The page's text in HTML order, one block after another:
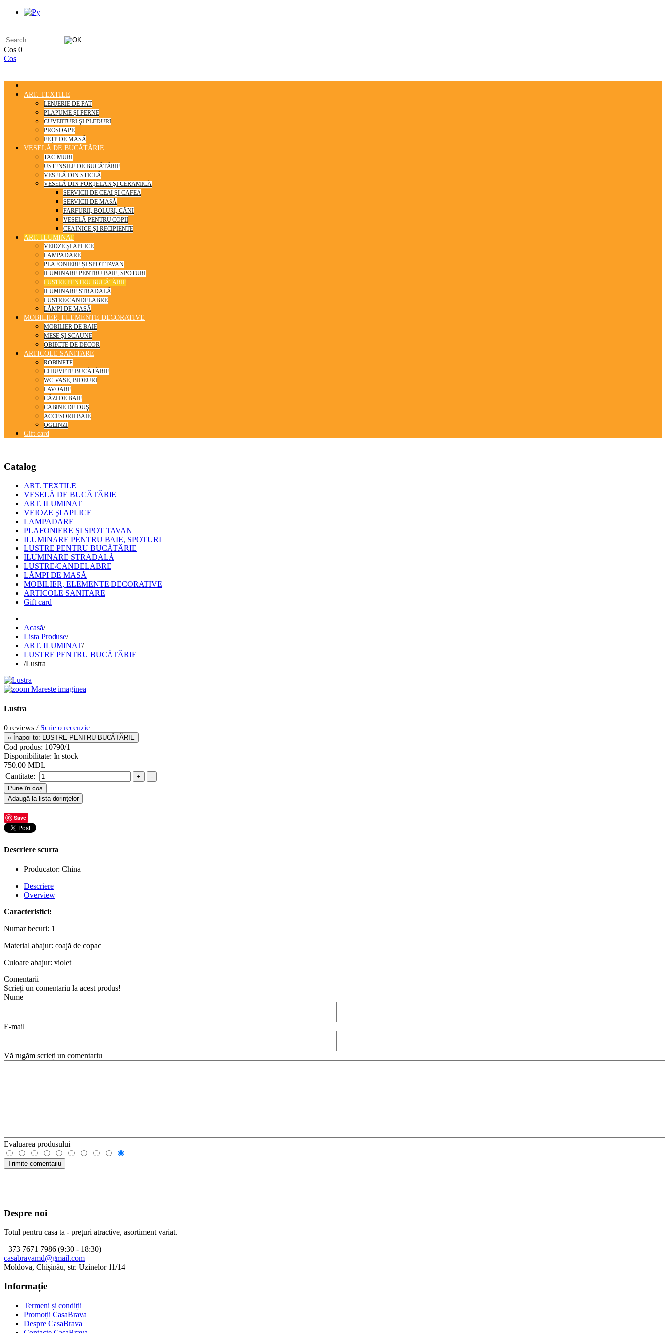
Cos 0
Cos
ART. TEXTILE
LENJERIE DE PAT
PLAPUME ŞI PERNE
CUVERTURI ŞI PLEDURI
PROSOAPE
FEȚE DE MASĂ
VESELĂ DE BUCĂTĂRIE
TACÎMURI
USTENSILE DE BUCĂTĂRIE
VESELĂ DIN STICLĂ
VESELĂ DIN PORȚELAN ŞI CERAMICĂ
SERVICII DE CEAI ŞI CAFEA
SERVICII DE MASĂ
FARFURII, BOLURI, CĂNI
VESELĂ PENTRU COPII
CEAINICE ŞI RECIPIENTE
ART. ILUMINAT
VEIOZE ŞI APLICE
LAMPADARE
PLAFONIERE ȘI SPOT TAVAN
ILUMINARE PENTRU BAIE, SPOTURI
LUSTRE PENTRU BUCĂTĂRIE
ILUMINARE STRADALĂ
LUSTRE/CANDELABRE
LĂMPI DE MASĂ
MOBILIER, ELEMENTE DECORATIVE
MOBILIER DE BAIE
MESE ŞI SCAUNE
OBIECTE DE DECOR
ARTICOLE SANITARE
ROBINETE
CHIUVETE BUCĂTĂRIE
WC-VASE, BIDEURI
LAVOARE
CĂZI DE BAIE
CABINE DE DUŞ
ACCESORII BAIE
OGLINZI
Gift card
Catalog
ART. TEXTILE
VESELĂ DE BUCĂTĂRIE
ART. ILUMINAT
VEIOZE ŞI APLICE
LAMPADARE
PLAFONIERE ȘI SPOT TAVAN
ILUMINARE PENTRU BAIE, SPOTURI
LUSTRE PENTRU BUCĂTĂRIE
ILUMINARE STRADALĂ
LUSTRE/CANDELABRE
LĂMPI DE MASĂ
MOBILIER, ELEMENTE DECORATIVE
ARTICOLE SANITARE
Gift card
Acasă/
Lista Produse/
ART. ILUMINAT/
LUSTRE PENTRU BUCĂTĂRIE
/Lustra
Mareste imaginea
Lustra
0 reviews / Scrie o recenzie
Cod produs: 10790/1
Disponibilitate: In stock
750.00 MDL
Cantitate:
Save
Descriere scurta
Producator: China
Descriere
Overview
Caracteristici:
Numar becuri: 1
Material abajur: coajă de copac
Culoare abajur: violet
Comentarii
Scrieți un comentariu la acest produs!
Nume
E-mail
Vă rugăm scrieți un comentariu
Evaluarea produsului
Despre noi
Totul pentru casa ta - prețuri atractive, asortiment variat.
+373 7671 7986 (9:30 - 18:30)
casabravamd@gmail.com
Moldova, Chișinău, str. Uzinelor 11/14
Informație
Termeni și condiții
Promoții CasaBrava
Despre CasaBrava